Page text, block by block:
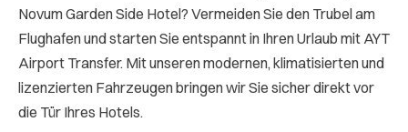
Novum Garden Side Hotel? Vermeiden Sie den Trubel am
Flughafen und starten Sie entspannt in Ihren Urlaub mit AYT
Airport Transfer. Mit unseren modernen, klimatisierten und
lizenzierten Fahrzeugen bringen wir Sie sicher direkt vor
die Tür Ihres Hotels.